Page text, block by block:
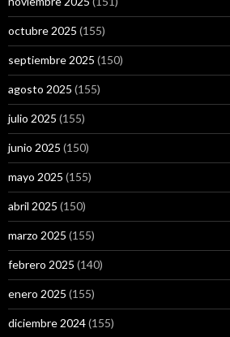
octubre 2025 (155)
septiembre 2025 (150)
agosto 2025 (155)
julio 2025 (155)
junio 2025 (150)
mayo 2025 (155)
abril 2025 (150)
marzo 2025 (155)
febrero 2025 (140)
enero 2025 (155)
diciembre 2024(155)